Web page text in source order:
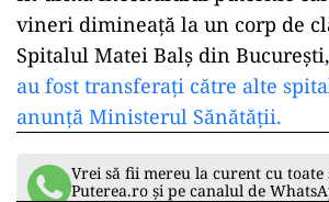
vineri dimineață la un corp de
Spitalul Matei Balș din București,
au fost transferați către alte
anunță Ministerul Sănătății.
Vrei să fii mereu la curent cu
Puterea.ro și pe canalul de